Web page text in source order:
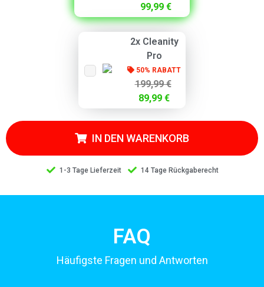
99,99 €
2x Cleanity
Pro
50% RABATT
199,99 €
89,99 €
IN DEN WARENKORB
1-3 Tage Lieferzeit 14 Tage Rückgaberecht
FAQ
Häufigste Fragen und Antworten